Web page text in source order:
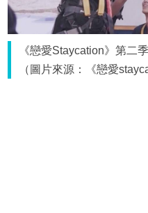
《戀愛Staycation》第二
（圖片來源：《戀愛